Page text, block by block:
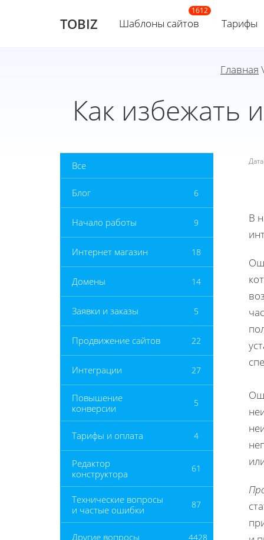
TOBIZ Шаблоны сайтов Тарифы
Главная
Как избежать
Все
Блог 6
Начало работы 9
Интернет магазин 18
Домены 14
Заявки и заказы 5
Продвижение сайтов 22
Интеграции 27
Повышение
конверсии
5
Тарифы и оплата 4
Редактор
конструктора
61
Технические вопросы
и частые ошибки
87
Другие вопросы 4428
В